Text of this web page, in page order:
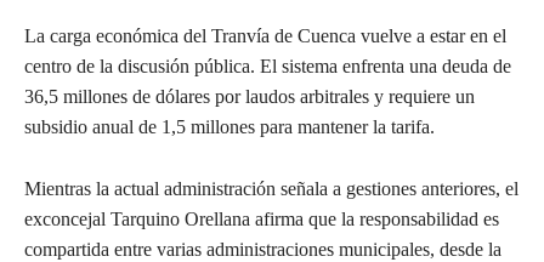
La carga económica del Tranvía de Cuenca vuelve a estar en el
centro de la discusión pública. El sistema enfrenta una deuda de
36,5 millones de dólares por laudos arbitrales y requiere un
subsidio anual de 1,5 millones para mantener la tarifa.
Mientras la actual administración señala a gestiones anteriores, el
exconcejal Tarquino Orellana afirma que la responsabilidad es
compartida entre varias administraciones municipales, desde la